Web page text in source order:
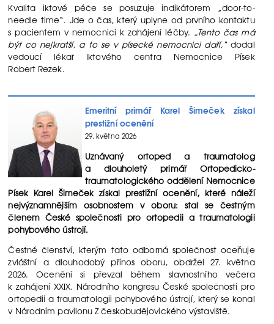
Kvalita iktové péče se posuzuje indikátorem „door-to-
needle time“. Jde o čas, který uplyne od prvního kontaktu
s pacientem v nemocnici k zahájení léčby. „Tento čas má
být co nejkratší, a to se v písecké nemocnici daří,“dodal
vedoucí lékař Iktového centra Nemocnice Písek
Robert Rezek.
Emeritní primář Karel Šimeček získal
prestižní ocenění
29. května 2026
Uznávaný ortoped a traumatolog
a dlouholetý primář Ortopedicko-
traumatologického oddělení Nemocnice
Písek Karel Šimeček získal prestižní ocenění, které náleží
nejvýznamnějším osobnostem v oboru: stal se čestným
členem České společnosti pro ortopedii a traumatologii
pohybového ústrojí.
Čestné členství, kterým tato odborná společnost oceňuje
zvláštní a dlouhodobý přínos oboru, obdržel 27. května
2026. Ocenění si převzal během slavnostního večera
k zahájení XXIX. Národního kongresu České společnosti pro
ortopedii a traumatologii pohybového ústrojí, který se konal
v Národním pavilonu Z českobudějovického výstaviště.